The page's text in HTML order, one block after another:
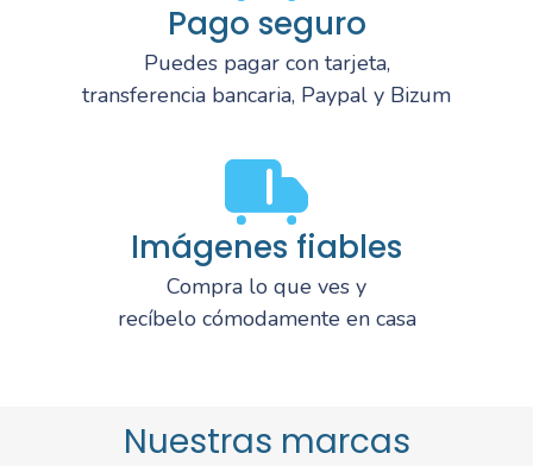
Pago seguro
Puedes pagar con tarjeta,
transferencia bancaria, Paypal y Bizum
Imágenes fiables
Compra lo que ves y
recíbelo cómodamente en casa
Nuestras marcas